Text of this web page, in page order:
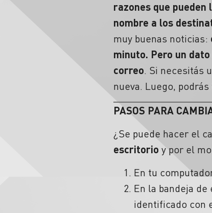
razones que
nombre a los
muy buenas noticias:
minuto. Pero un
correo. Si necesitás
nueva. Luego,
PASOS PARA
¿Se puede hacer el
escritorio y por el
En tu
En la bandeja de
identificado con